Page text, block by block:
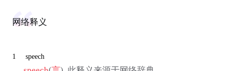
网络释义
1 speech